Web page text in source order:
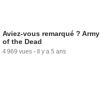
Aviez-vous remarqué ? Army
of the Dead
4 969 vues - Il y a 5 ans